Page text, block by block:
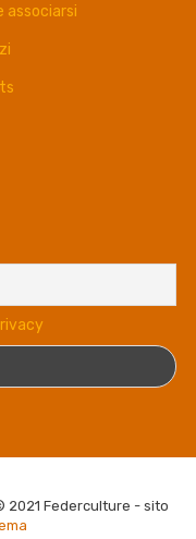
associarsi
2021 Federculture - sito